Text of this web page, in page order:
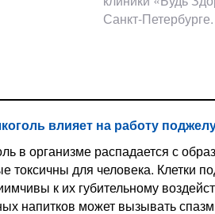
Санкт-Петербурге.
влияет на работу
в организме распадается с
токсичны для человека. Клетки
к их губительному
напитков может вызывать